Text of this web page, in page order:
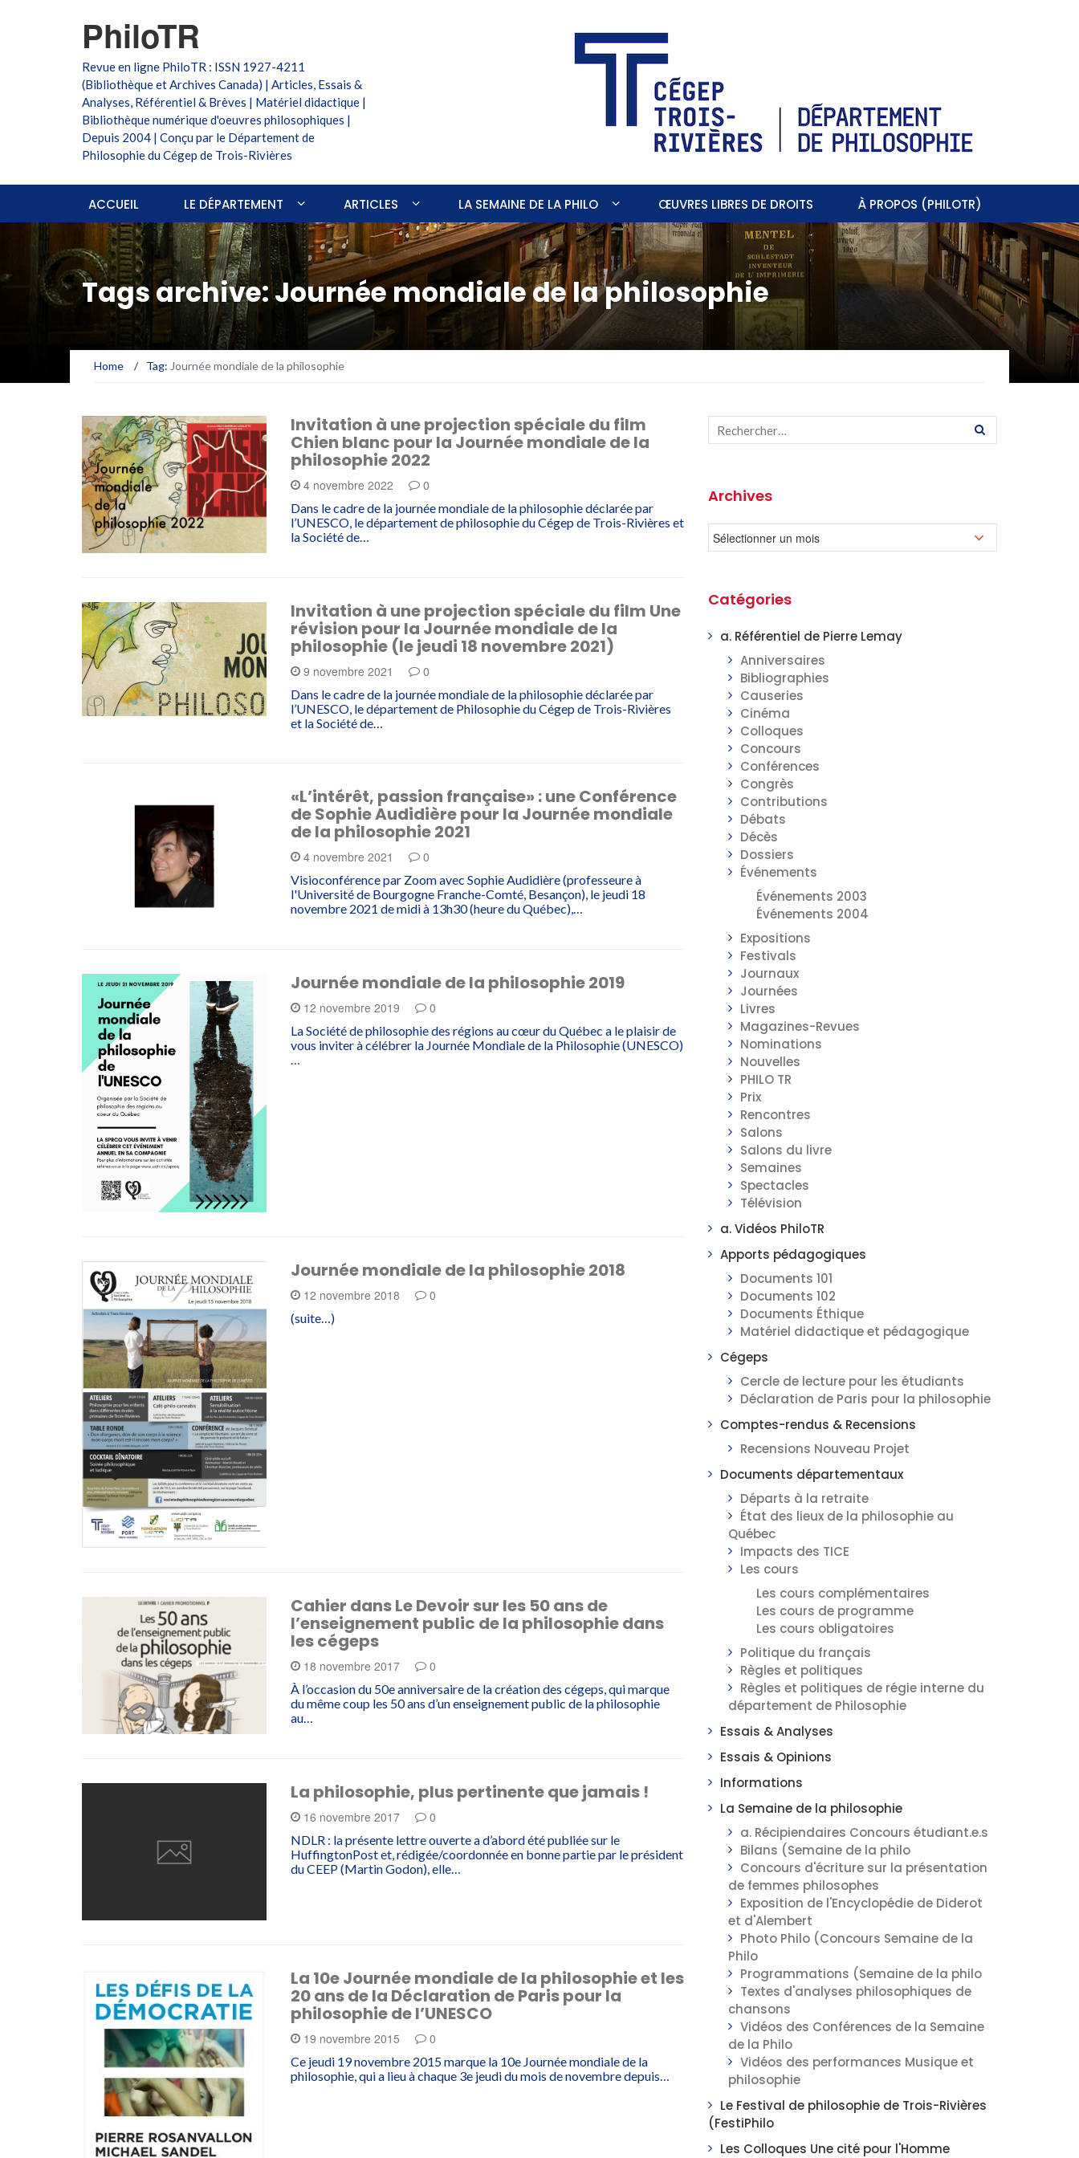
PhiloTR
Revue en ligne PhiloTR : ISSN 1927-4211
(Bibliothèque et Archives Canada) | Articles, Essais &
Analyses, Référentiel & Brèves | Matériel didactique |
Bibliothèque numérique d'oeuvres philosophiques |
Depuis 2004 | Conçu par le Département de
Philosophie du Cégep de Trois-Rivières
ACCUEIL LE DÉPARTEMENT ARTICLES LA SEMAINE DE LA PHILO ŒUVRES LIBRES DE DROITS À PROPOS (PHILOTR)
Tags archive: Journée mondiale de la philosophie
Home / Tag: Journée mondiale de la philosophie
Invitation à une projection spéciale du film
Chien blanc pour la Journée mondiale de la
philosophie 2022
4 novembre 2022 0
Dans le cadre de la journée mondiale de la philosophie déclarée par
l’UNESCO, le département de philosophie du Cégep de Trois-Rivières et
la Société de…
Invitation à une projection spéciale du film Une
révision pour la Journée mondiale de la
philosophie (le jeudi 18 novembre 2021)
9 novembre 2021 0
Dans le cadre de la journée mondiale de la philosophie déclarée par
l’UNESCO, le département de Philosophie du Cégep de Trois-Rivières
et la Société de…
«L’intérêt, passion française» : une Conférence
de Sophie Audidière pour la Journée mondiale
de la philosophie 2021
4 novembre 2021 0
Visioconférence par Zoom avec Sophie Audidière (professeure à
l'Université de Bourgogne Franche-Comté, Besançon), le jeudi 18
novembre 2021 de midi à 13h30 (heure du Québec),…
Journée mondiale de la philosophie 2019
12 novembre 2019 0
La Société de philosophie des régions au cœur du Québec a le plaisir de
vous inviter à célébrer la Journée Mondiale de la Philosophie (UNESCO)
Journée mondiale de la philosophie 2018
12 novembre 2018 0
(suite…)
Cahier dans Le Devoir sur les 50 ans de
l’enseignement public de la philosophie dans
les cégeps
18 novembre 2017 0
À l’occasion du 50e anniversaire de la création des cégeps, qui marque
du même coup les 50 ans d’un enseignement public de la philosophie
au…
La philosophie, plus pertinente que jamais !
16 novembre 2017 0
NDLR : la présente lettre ouverte a d’abord été publiée sur le
HuffingtonPost et, rédigée/coordonnée en bonne partie par le président
du CEEP (Martin Godon), elle…
La 10e Journée mondiale de la philosophie et les
20 ans de la Déclaration de Paris pour la
philosophie de l’UNESCO
19 novembre 2015 0
Ce jeudi 19 novembre 2015 marque la 10e Journée mondiale de la
philosophie, qui a lieu à chaque 3e jeudi du mois de novembre depuis…
Archives
Catégories
a. Référentiel de Pierre Lemay
Anniversaires
Bibliographies
Causeries
Cinéma
Colloques
Concours
Conférences
Congrès
Contributions
Débats
Décès
Dossiers
Événements
Événements 2003
Événements 2004
Expositions
Festivals
Journaux
Journées
Livres
Magazines-Revues
Nominations
Nouvelles
PHILO TR
Prix
Rencontres
Salons
Salons du livre
Semaines
Spectacles
Télévision
a. Vidéos PhiloTR
Apports pédagogiques
Documents 101
Documents 102
Documents Éthique
Matériel didactique et pédagogique
Cégeps
Cercle de lecture pour les étudiants
Déclaration de Paris pour la philosophie
Comptes-rendus & Recensions
Recensions Nouveau Projet
Documents départementaux
Départs à la retraite
État des lieux de la philosophie au
Québec
Impacts des TICE
Les cours
Les cours complémentaires
Les cours de programme
Les cours obligatoires
Politique du français
Règles et politiques
Règles et politiques de régie interne du
département de Philosophie
Essais & Analyses
Essais & Opinions
Informations
La Semaine de la philosophie
a. Récipiendaires Concours étudiant.e.s
Bilans (Semaine de la philo
Concours d'écriture sur la présentation
de femmes philosophes
Exposition de l'Encyclopédie de Diderot
et d'Alembert
Photo Philo (Concours Semaine de la
Philo
Programmations (Semaine de la philo
Textes d'analyses philosophiques de
chansons
Vidéos des Conférences de la Semaine
de la Philo
Vidéos des performances Musique et
philosophie
Le Festival de philosophie de Trois-Rivières
(FestiPhilo
Les Colloques Une cité pour l'Homme